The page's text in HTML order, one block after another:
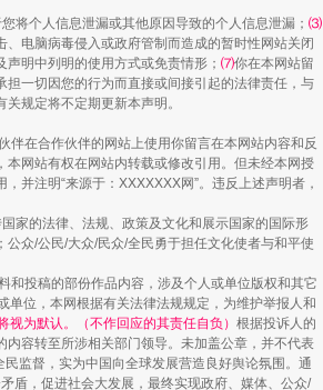
东山县通报“牛蛙产品抗生素超标问题”
您将个人信息泄漏或其他原因导致的个人信息泄漏； ⑶
、电脑病毒侵入或政府管制而造成的暂时性网站关闭
声明中列明的使用方式或免责情形； ⑺你在本网站留
一切因您的行为而直接或间接引起的法律责任，与
规定将不定期更新本声明。
伴在合作伙伴的网站上使用你留言在本网站内容和反
网站有权在网站内转载或修改引用。但未经本网授
并注明“来源于：XXXXXXX网”。违反上述声明者，
家的法律、法规、政策及文化和展示国家的国际形
众/公民/大众/民众/全民勇于担任文化使者与和平使
和投稿的部份作品内容，涉及个人或单位版权和其它
位，本网根据有关法律法规规定，为维护举报人和
为默认。（不作回应的其责任自负） 根据投诉人的
容转至所涉相关部门领导。未加盖公章，并不代表
民监督，实为中国向全球发展营造良好舆论氛围。通
盾，促进社会大发展，最终实现政府、媒体、公众/